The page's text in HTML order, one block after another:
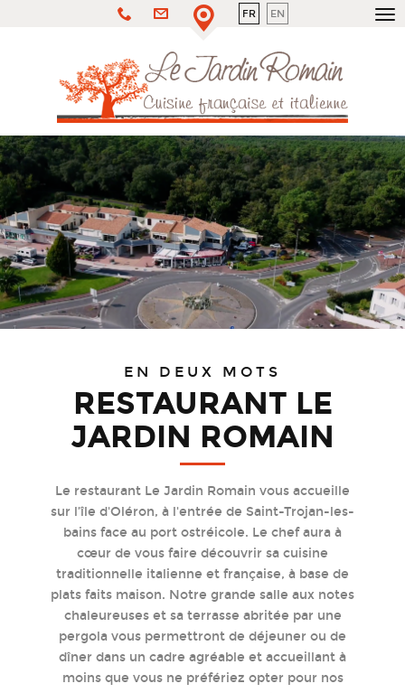
FR EN
EN DEUX MOTS
RESTAURANT LE
JARDIN ROMAIN
Le restaurant Le Jardin Romain vous accueille
sur l’île d'Oléron, à l'entrée de Saint-Trojan-les-
bains face au port ostréicole. Le chef aura à
cœur de vous faire découvrir sa cuisine
traditionnelle italienne et française, à base de
plats faits maison. Notre grande salle aux notes
chaleureuses et sa terrasse abritée par une
pergola vous permettront de déjeuner ou de
dîner dans un cadre agréable et accueillant à
moins que vous ne préfériez opter pour nos